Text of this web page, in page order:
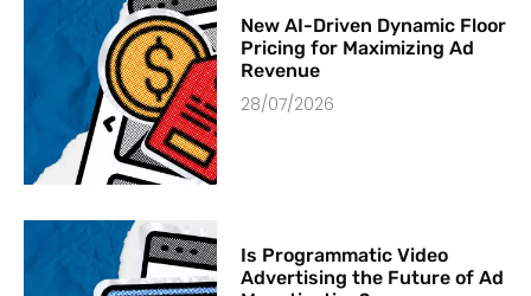
New AI-Driven Dynamic Floor
Pricing for Maximizing Ad
Revenue
28/07/2026
Is Programmatic Video
Advertising the Future of Ad